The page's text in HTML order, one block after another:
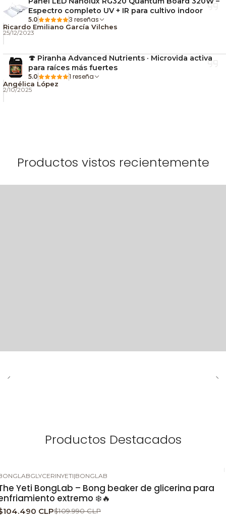
Espectro completo UV + IR para cultivo indoor
5.0 3 reseñas
Ricardo Emiliano García Vilches
25/12/2023
🍄 Piranha Advanced Nutrients · Microvida activa
para raíces más fuertes
5.0 1 reseña
Angélica López
2/10/2025
Productos vistos recientemente
Productos Destacados
|BONGLAB
Yeti BongLab – Bong beaker de glicerina para
extremo ❄️🔥
CLP$109.990 CLP